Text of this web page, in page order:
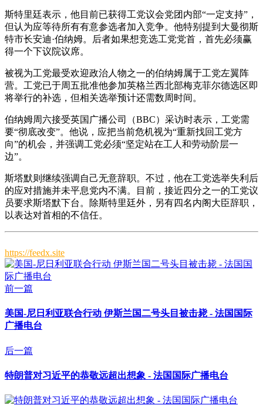
斯特里廷表示，他目前已获得工党议会党团内部“一定支持”，
但认为应等待所有有意参选者加入竞争。他特别提到大曼彻斯
特市长安迪·伯纳姆。后者如果想竞选工党党首，首先必须赢
得一个下议院议席。
被视为工党最受欢迎政治人物之一的伯纳姆属于工党左翼阵
营。工党已于周五批准他参加英格兰西北部梅克菲尔德选区即
将举行的补选，但相关选举预计还需数周时间。
伯纳姆周六接受英国广播公司（BBC）采访时表示，工党需
要“彻底改变”。他说，应把当前危机视为“重新找回工党方
向”的机会，并强调工党必须“坚定站在工人和劳动阶层一
边”。
斯塔默则继续强调自己无意辞职。不过，他在工党选举失利后
的应对措施并未平息党内不满。目前，接近四分之一的工党议
员要求斯塔默下台。除斯特里廷外，另有四名内阁大臣辞职，
以表达对首相的不信任。
https://feedx.site
前一篇
美国-尼日利亚联合行动 伊斯兰国二号头目被击毙 - 法国国际
广播电台
后一篇
特朗普对习近平的恭敬远超出想象 - 法国国际广播电台